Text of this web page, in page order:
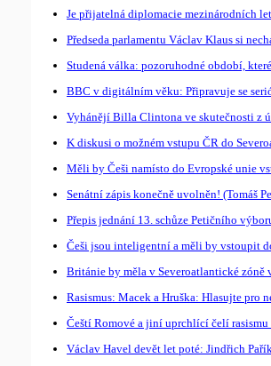
Je přijatelná diplomacie mezinárodních
Předseda parlamentu Václav Klaus si
Studená válka: pozoruhodné období,
BBC v digitálním věku: Připravuje se
Vyhánějí Billa Clintona ve skutečnosti z
K diskusi o možném vstupu ČR do
Měli by Češi namísto do Evropské unie
Senátní zápis konečně uvolněn! (Tomáš
Přepis jednání 13. schůze Petičního
Češi jsou inteligentní a měli by vstoupit
Británie by měla v Severoatlantické
Rasismus: Macek a Hruška: Hlasujte pro
Čeští Romové a jiní uprchlící čelí
Václav Havel devět let poté: Jindřich